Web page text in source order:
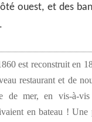
ouest, et des
est reconstruit en
restaurant et de
de mer, en vis-à-vis
en bateau ! Une